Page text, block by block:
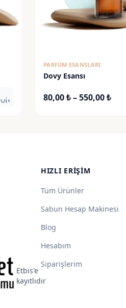
visibility
PARFÜM ESANSLARI
Dovy Esansı
80,00₺–550,00₺Fiyat
Etbis'e
kayıtlıdır
HIZLI ERIŞIM
Tüm Ürünler
Sabun Hesap Makinesi
Blog
Hesabım
Siparişlerim